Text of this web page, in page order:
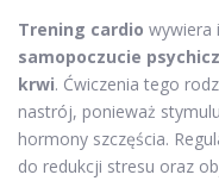
Trening cardio wywiera
samopoczucie
krwi. Ćwiczenia tego
nastrój, ponieważ
hormony szczęścia.
do redukcji stresu oraz